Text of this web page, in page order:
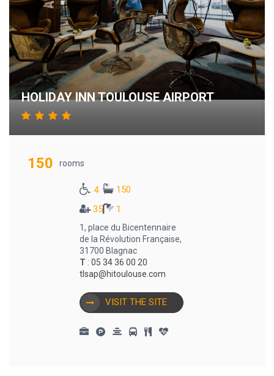
HOLIDAY INN TOULOUSE AIRPORT
150 rooms
4
150
35
1
1, place du Bicentennaire
de la Révolution Française,
31700 Blagnac
T : 05 34 36 00 20
tlsap@hitoulouse.com
VISIT THE SITE